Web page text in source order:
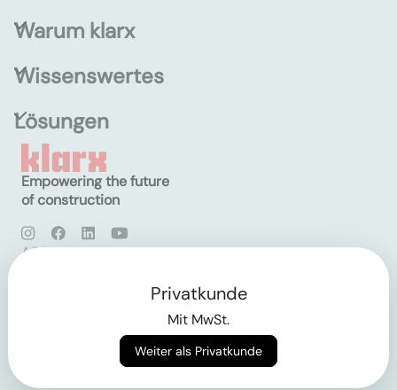
Warum klarx
Wissenswertes
Lösungen
Empowering the future
of construction
AGB
Privatkunde
Mit MwSt.
Weiter als Privatkunde